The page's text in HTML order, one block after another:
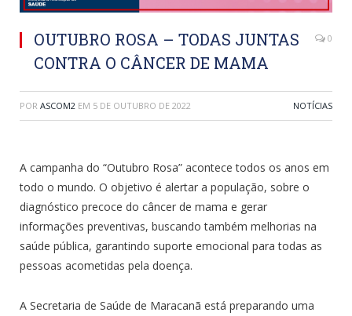
OUTUBRO ROSA – TODAS JUNTAS
CONTRA O CÂNCER DE MAMA
0
POR ASCOM2 EM 5 DE OUTUBRO DE 2022 NOTÍCIAS
A campanha do “Outubro Rosa” acontece todos os anos em
todo o mundo. O objetivo é alertar a população, sobre o
diagnóstico precoce do câncer de mama e gerar
informações preventivas, buscando também melhorias na
saúde pública, garantindo suporte emocional para todas as
pessoas acometidas pela doença.
A Secretaria de Saúde de Maracanã está preparando uma